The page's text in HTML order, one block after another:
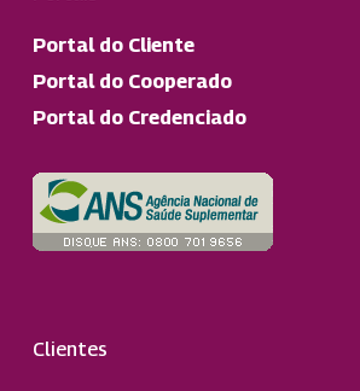
Portal do Cliente
Portal do Cooperado
Portal do Credenciado
Clientes